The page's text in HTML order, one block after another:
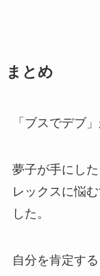
まとめ
「ブスでデブ
夢子が手にし
レックスに悩
した。
自分を肯定す